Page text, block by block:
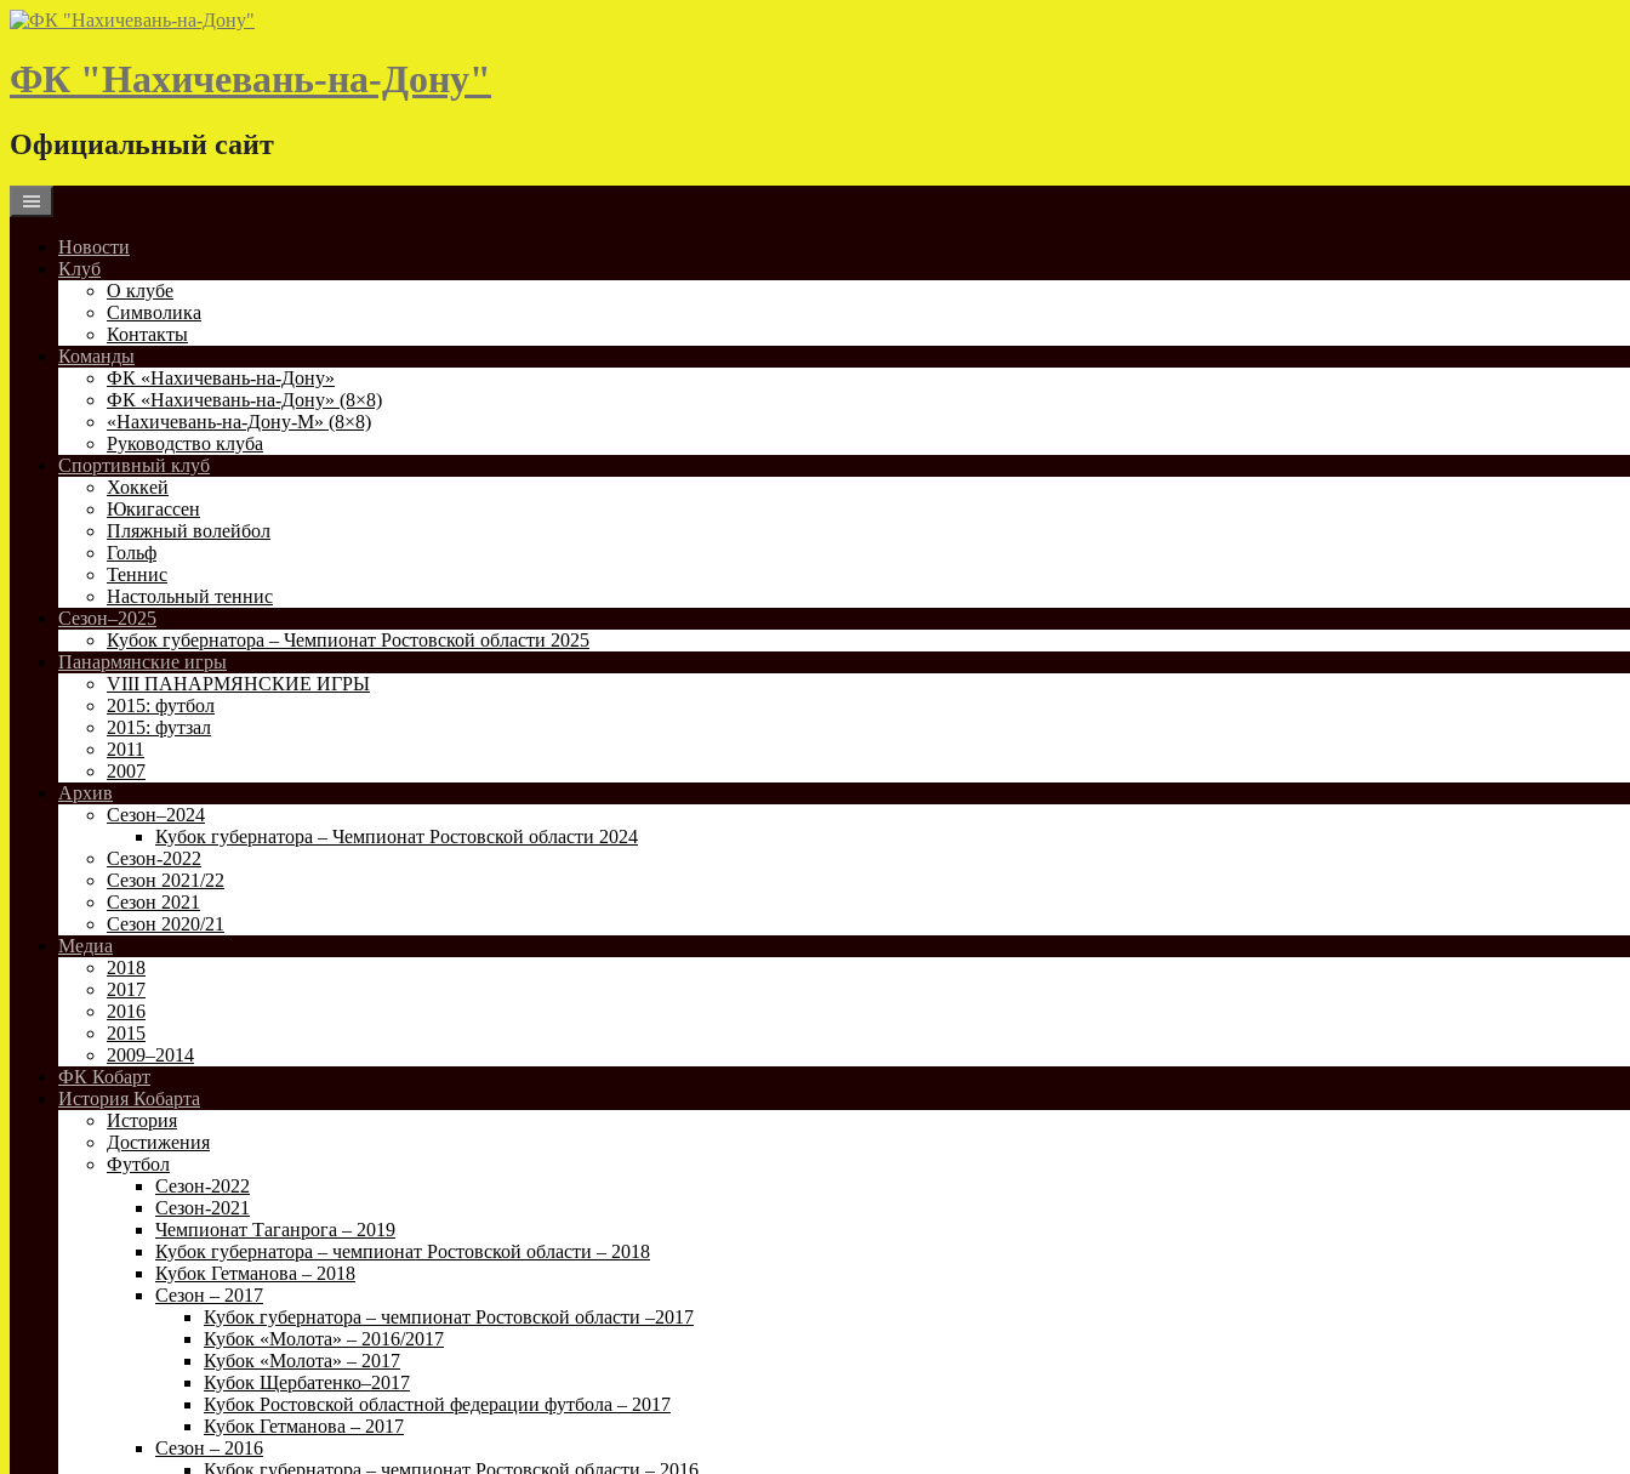
Skip
content
ФК "Нахичевань-на-Дону"
Официальный сайт
Новости
Клуб
О клубе
Символика
Контакты
Команды
ФК «Нахичевань-на-Дону»
ФК «Нахичевань-на-Дону» (8×8)
«Нахичевань-на-Дону-М» (8×8)
Руководство клуба
Спортивный клуб
Хоккей
Юкигассен
Пляжный волейбол
Гольф
Теннис
Настольный теннис
Сезон–2025
Кубок губернатора – Чемпионат Ростовской области 2025
Панармянские игры
VIII ПАНАРМЯНСКИЕ ИГРЫ
2015: футбол
2015: футзал
2011
2007
Архив
Сезон–2024
Кубок губернатора – Чемпионат Ростовской области 2024
Сезон-2022
Сезон 2021/22
Сезон 2021
Сезон 2020/21
Медиа
2018
2017
2016
2015
2009–2014
ФК Кобарт
История Кобарта
История
Достижения
Футбол
Сезон-2022
Сезон-2021
Чемпионат Таганрога – 2019
Кубок губернатора – чемпионат Ростовской области – 2018
Кубок Гетманова – 2018
Сезон – 2017
Кубок губернатора – чемпионат Ростовской области –2017
Кубок «Молота» – 2016/2017
Кубок «Молота» – 2017
Кубок Щербатенко–2017
Кубок Ростовской областной федерации футбола – 2017
Кубок Гетманова – 2017
Сезон – 2016
Кубок губернатора – чемпионат Ростовской области – 2016